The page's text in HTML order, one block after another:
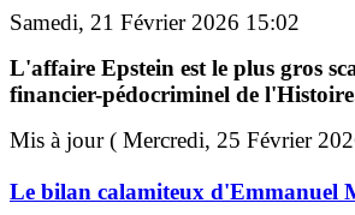
Samedi, 21 Février 2026 15:02
L'affaire Epstein est le plus gros
financier-pédocriminel de
Mis à jour ( Mercredi, 25 Février
Le bilan calamiteux d'Emmanuel